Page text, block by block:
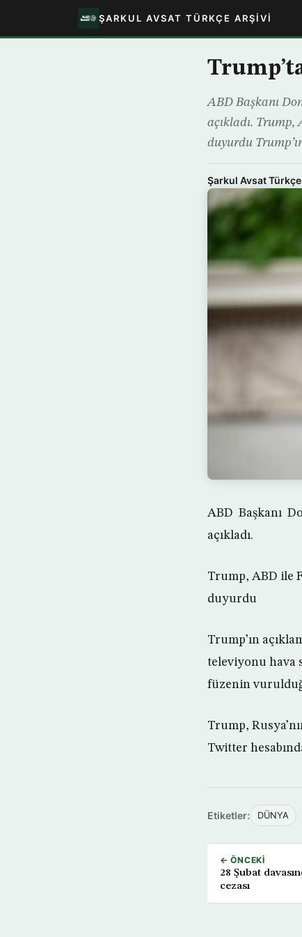
ŞARKUL AVSAT TÜRKÇE ARŞIVI
ABD Başkanı
açıkladı. Trump,
duyurdu
Şarkul Avsat
ABD Başkanı
açıkladı.
Trump, ABD ile
duyurdu
Trump’ın
televiyonu hava
füzenin
Trump,
Twitter
Etiketler: DÜNYA
← ÖNCEKI
28 Şubat
cezası